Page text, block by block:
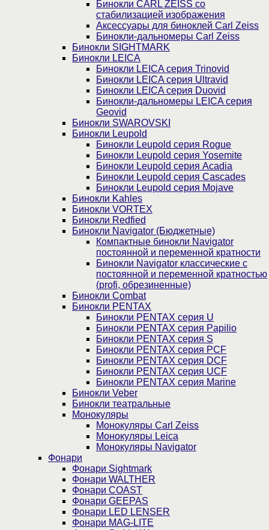
Бинокли CARL ZEISS со
стабилизацией изображения
Аксессуары для биноклей Carl Zeiss
Бинокли-дальномеры Carl Zeiss
Бинокли SIGHTMARK
Бинокли LEICA
Бинокли LEICA серия Trinovid
Бинокли LEICA серия Ultravid
Бинокли LEICA серия Duovid
Бинокли-дальномеры LEICA серия
Geovid
Бинокли SWAROVSKI
Бинокли Leupold
Бинокли Leupold серия Rogue
Бинокли Leupold серия Yosemite
Бинокли Leupold серия Acadia
Бинокли Leupold серия Cascades
Бинокли Leupold серия Mojave
Бинокли Kahles
Бинокли VORTEX
Бинокли Redfied
Бинокли Navigator (Бюджетные)
Компактные бинокли Navigator
постоянной и переменной кратности
Бинокли Navigator классические с
постоянной и переменной кратностью
(profi, обрезиненные)
Бинокли Combat
Бинокли PENTAX
Бинокли PENTAX серия U
Бинокли PENTAX серия Papilio
Бинокли PENTAX серия S
Бинокли PENTAX серия PCF
Бинокли PENTAX серия DCF
Бинокли PENTAX серия UCF
Бинокли PENTAX серия Marine
Бинокли Veber
Бинокли театральные
Монокуляры
Монокуляры Carl Zeiss
Монокуляры Leica
Монокуляры Navigator
Фонари
Фонари Sightmark
Фонари WALTHER
Фонари COAST
Фонари GEEPAS
Фонари LED LENSER
Фонари MAG-LITE